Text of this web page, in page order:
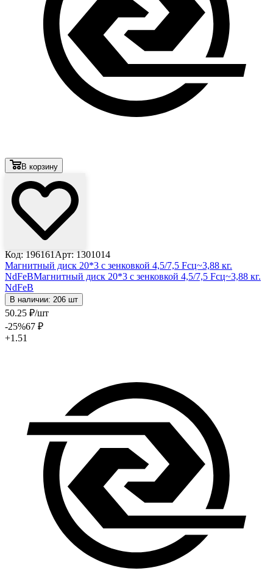
В корзину
Код: 196161 Арт: 1301014
Магнитный диск 20*3 с зенковкой 4,5/7,5 Fсц~3,88 кг.
NdFeBМагнитный диск 20*3 с зенковкой 4,5/7,5 Fсц~3,88 кг.
NdFeB
В наличии: 206 шт
50.25 ₽/шт
-25%67 ₽
+1.51